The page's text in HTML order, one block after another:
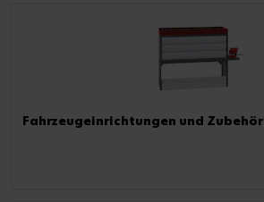
Fahrzeugeinrichtungen und Zubehör